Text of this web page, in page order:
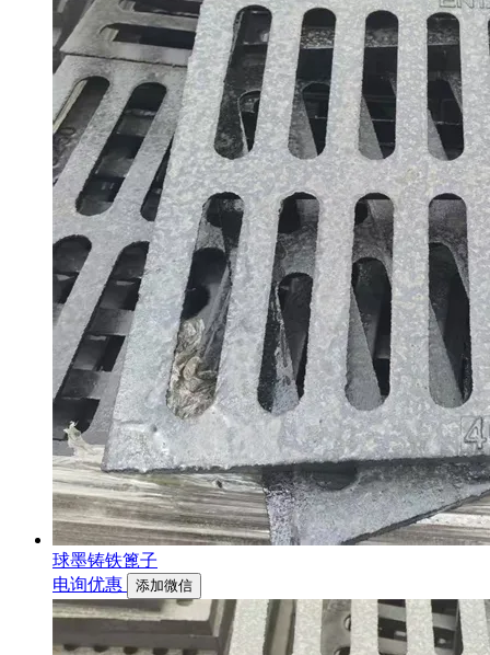
球墨铸铁篦子
电询优惠
添加微信